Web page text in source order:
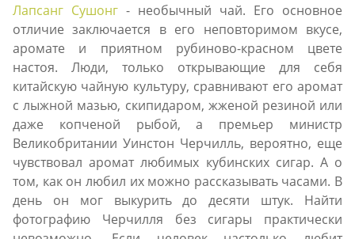
Лапсанг Сушонг - необычный чай. Его основное
отличие заключается в его неповторимом вкусе,
аромате и приятном рубиново-красном цвете
настоя. Люди, только открывающие для себя
китайскую чайную культуру, сравнивают его аромат
с лыжной мазью, скипидаром, жженой резиной или
даже копченой рыбой, а премьер министр
Великобритании Уинстон Черчилль, вероятно, еще
чувствовал аромат любимых кубинских сигар. А о
том, как он любил их можно рассказывать часами. В
день он мог выкурить до десяти штук. Найти
фотографию Черчилля без сигары практически